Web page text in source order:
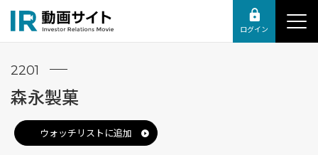
ログイン
2201
森永製菓
ウォッチリストに追加